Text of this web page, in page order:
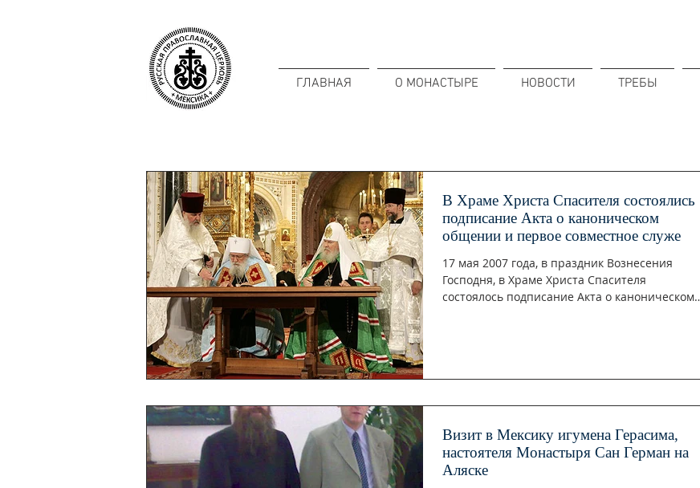
ГЛАВНАЯ О МОНАСТЫРЕ НОВОСТИ ТРЕБЫ
В Храме Христа Спасителя состоялись
подписание Акта о каноническом
общении и первое совместное служе
17 мая 2007 года, в праздник Вознесения
Господня, в Храме Христа Спасителя
состоялось подписание Акта о каноническом
Визит в Мексику игумена Герасима,
настоятеля Монастыря Сан Герман на
Аляске